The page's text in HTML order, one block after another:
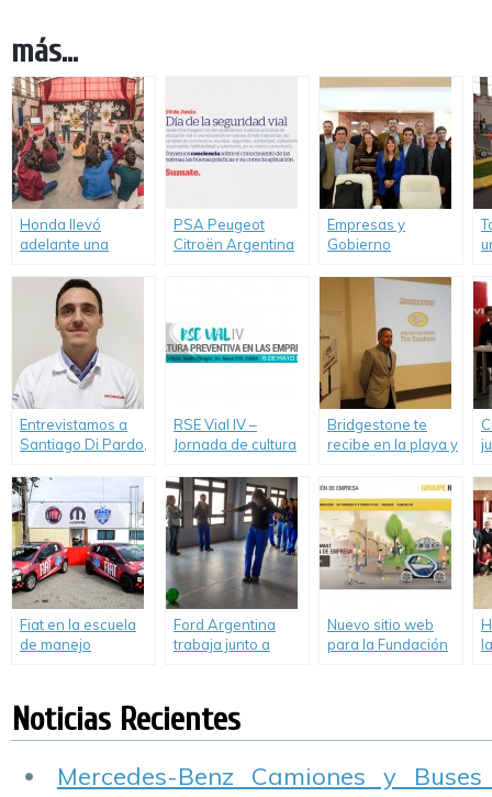
más...
Honda llevó
adelante una
Pacto Vial
PSA Peugeot
Citroën Argentina
compromiso
Empresas y
Gobierno
experiencias de
RSE y Seguridad
Entrevistamos a
Santiago Di Pardo,
Relaciones
Institucionales de
Honda Argentina
RSE Vial IV –
Jornada de cultura
empresas
Bridgestone te
recibe en la playa y
Vial a la costa
Fiat en la escuela
de manejo
Ford Argentina
trabaja junto a
programas de
educación y
vial.
Nuevo sitio web
para la Fundación
Noticias Recientes
Mercedes-Benz Camiones y